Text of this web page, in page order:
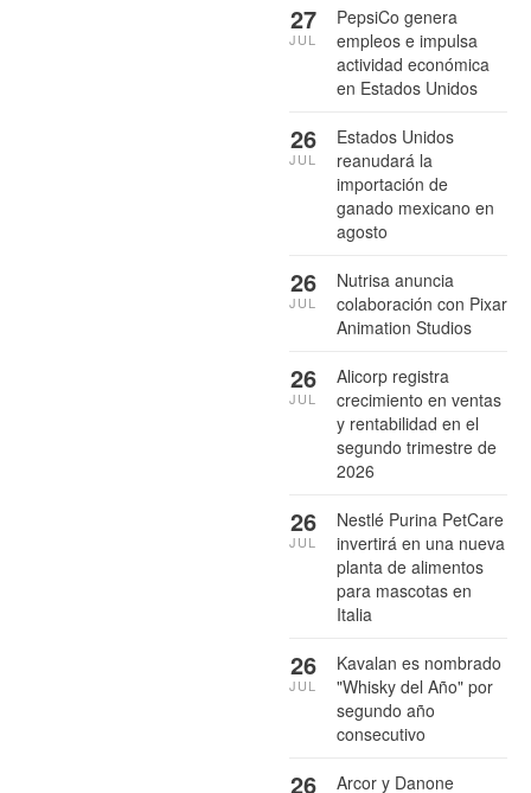
PepsiCo genera
empleos e impulsa
actividad económica
en Estados Unidos
27
JUL
Estados Unidos
reanudará la
importación de
ganado mexicano en
agosto
26
JUL
Nutrisa anuncia
colaboración con Pixar
Animation Studios
26
JUL
Alicorp registra
crecimiento en ventas
y rentabilidad en el
segundo trimestre de
2026
26
JUL
Nestlé Purina PetCare
invertirá en una nueva
planta de alimentos
para mascotas en
Italia
26
JUL
Kavalan es nombrado
"Whisky del Año" por
segundo año
consecutivo
26
JUL
Arcor y Danone
26